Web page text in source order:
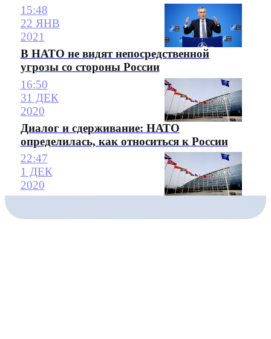
15:48
22 ЯНВ
2021
В НАТО не видят непосредственной
угрозы со стороны России
16:50
31 ДЕК
2020
Диалог и сдерживание: НАТО
определилась, как относиться к России
22:47
1 ДЕК
2020